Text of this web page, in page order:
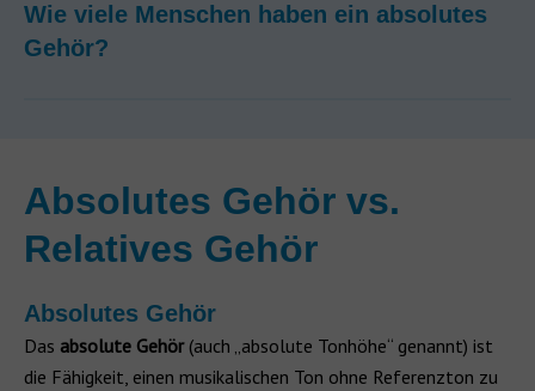
Wie viele Menschen haben ein absolutes
Gehör?
Absolutes Gehör vs.
Relatives Gehör
Absolutes Gehör
Das absolute Gehör(auch „absolute Tonhöhe“ genannt) ist
die Fähigkeit, einen musikalischen Ton ohne Referenzton zu